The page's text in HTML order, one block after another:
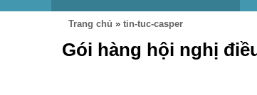
Trang chủ » tin-tuc-casper
Gói hàng hội nghị